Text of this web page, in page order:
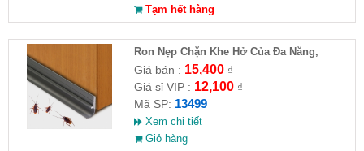
Tạm hết hàng
Ron Nẹp Chặn Khe Hở Của Đa Năng,
Chống Côn Trùng( HĐ )
Giá bán : 15,400₫
Giá sỉ VIP : 12,100₫
Mã SP: 13499
Xem chi tiết
Giỏ hàng